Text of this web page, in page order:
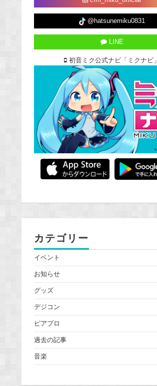
@hatsunemiku0831
LINE
初音ミク公式ナビ「ミクナビ」
カテゴリー
イベント
お知らせ
グッズ
デジコン
ピアプロ
過去の記事
音楽